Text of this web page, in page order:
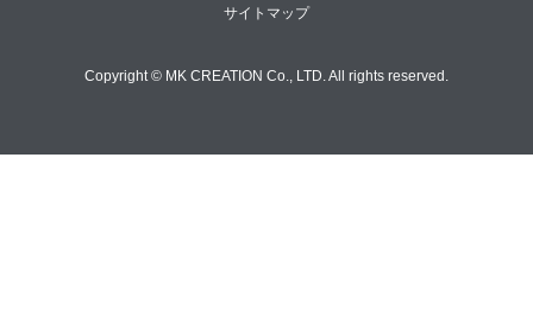
サイトマップ
Copyright © MK CREATION Co., LTD. All rights reserved.